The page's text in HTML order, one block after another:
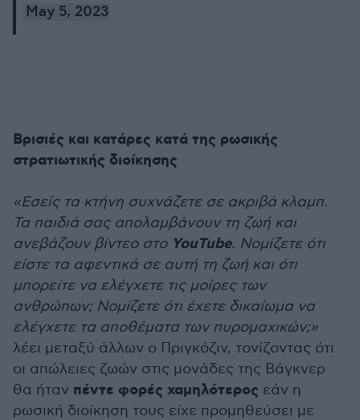
May 5, 2023
Βρισιές και κατάρες κατά της ρωσικής
στρατιωτικής διοίκησης
«Εσείς τα κτήνη συχνάζετε σε ακριβά κλαμπ.
Τα παιδιά σας απολαμβάνουν τη ζωή και
ανεβάζουν βίντεο στο YouTube. Νομίζετε ότι
είστε τα αφεντικά σε αυτή τη ζωή και ότι
μπορείτε να ελέγχετε τις μοίρες των
ανθρώπων; Νομίζετε ότι έχετε δικαίωμα να
ελέγχετε τα αποθέματα των πυρομαχικών;»
λέει μεταξύ άλλων ο Πριγκόζιν, τονίζοντας ότι
οι απώλειες ζωών στις μονάδες της Βάγκνερ
θα ήταν πέντε φορές χαμηλότερος εάν η
ρωσική διοίκηση τους είχε προμηθεύσει με